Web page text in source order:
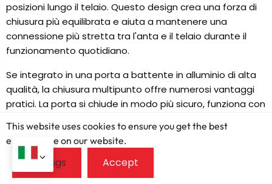
posizioni lungo il telaio. Questo design crea una forza di
chiusura più equilibrata e aiuta a mantenere una
connessione più stretta tra l'anta e il telaio durante il
funzionamento quotidiano.
Se integrato in una porta a battente in alluminio di alta
qualità, la chiusura multipunto offre numerosi vantaggi
pratici. La porta si chiude in modo più sicuro, funziona con
costante del sistema di tenuta, che contribuisce sia alla
sicurezza che alle prestazioni generali.
Per condomini, questi sistemi di chiusura aiutano a
This website uses cookies to ensure you get the best
exprerience on our website.